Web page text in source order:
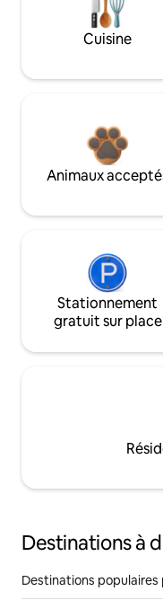
Cuisine
Animaux
Stationnement
gratuit sur place
Destinations à
Destinations populaires